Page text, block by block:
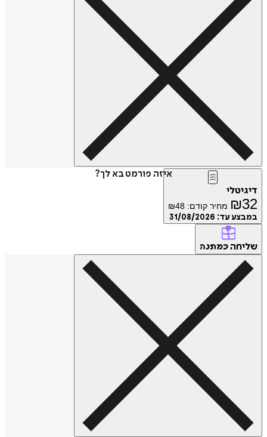
איזה פורמט בא לך?
דיגיטלי
₪32 מחיר קודם: ₪48
במבצע עד: 31/08/2026
שליחה כמתנה